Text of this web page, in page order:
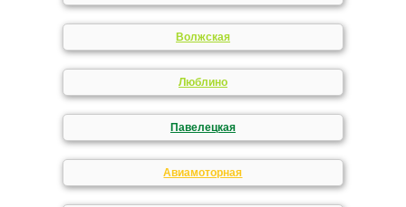
Волжская
Люблино
Павелецкая
Авиамоторная